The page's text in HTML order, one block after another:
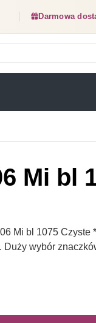
Darmowa
Mi bl
Mi bl 1075 Czyste
wybór